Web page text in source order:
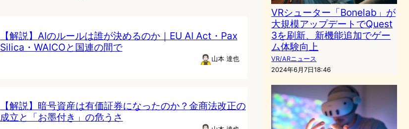
【解説】AIのルールは誰が決めるのか｜EU AI Act・Pax
Silica・WAICOと国連の間で
山本 達也
【解説】暗号資産は有価証券になったのか？金商法改正の
成立と「お墨付き」の危うさ
VRシューター「Bonelab」が
大規模アップデートでQuest
3を刷新、新機能追加でゲー
ム体験向上
VR/ARニュース
2024年6月7日18:46